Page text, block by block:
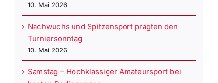
10. Mai 2026
Nachwuchs und Spitzensport prägten den
Turniersonntag
10. Mai 2026
Samstag – Hochklassiger Amateursport bei